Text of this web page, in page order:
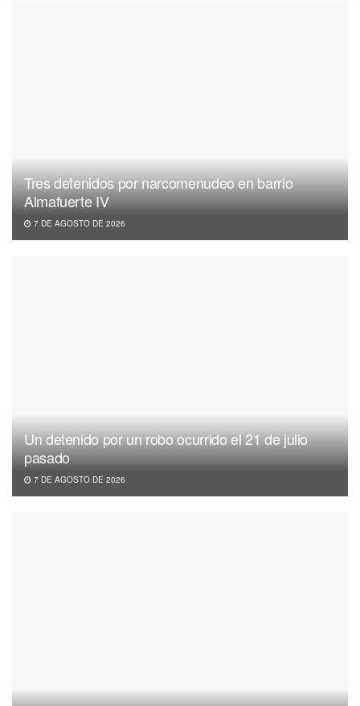
Tres detenidos por narcomenudeo en barrio
Almafuerte IV
7 DE AGOSTO DE 2026
Un detenido por un robo ocurrido el 21 de julio
pasado
7 DE AGOSTO DE 2026